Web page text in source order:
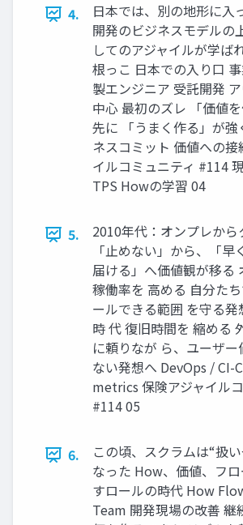
4.
日本では、別の地形に入
開発のビジネスモデルの
してのアジャイルが学ば
根っこ 日本での入り口
製エンジニア 受託開発
中心 最初のズレ 「価値
先に 「うまく作る」が強
ネスコミット 価値への接
イルコミュニティ #114
TPS Howの学習 04
5.
2010年代：オンプレから
「止めない」から、「早
届ける」へ価値観が移る
稼働率を 高める 自分た
ールできる範囲 を守る発
時 代 復旧時間を 縮める
に頼りなが ら、ユーザー
ない発想へ DevOps / CI-
metrics 保険アジャイル
#114 05
6.
この頃、スクラムは“扱
なった How、価値、フ
すロールの時代 How
Team 開発現場の改善 継